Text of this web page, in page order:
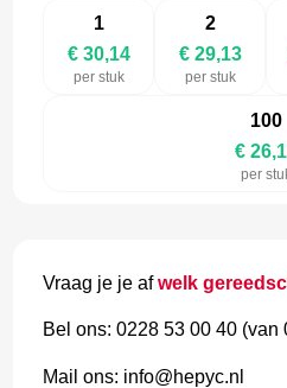
1
€ 30,14
per stuk
2
€ 29,13
per stuk
100
€
per
Vraag je je afwelk
Bel ons: 0228 53 00 40 (van
Mail ons: info@hepyc.nl